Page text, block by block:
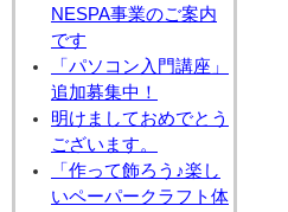
NESPA事業のご案内
です
「パソコン入門講座」
追加募集中！
明けましておめでとう
ございます。
「作って飾ろう♪楽し
いペーパークラフト体